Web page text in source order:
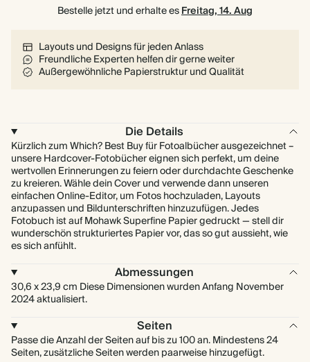
80 Seiten
Bestelle jetzt und erhalte esFreitag, 14. Aug
Layouts und Designs für jeden Anlass
Freundliche Experten helfen dir gerne weiter
Außergewöhnliche Papierstruktur und Qualität
Die Details
Kürzlich zum Which? Best Buy für Fotoalbücher ausgezeichnet –
unsere Hardcover-Fotobücher eignen sich perfekt, um deine
wertvollen Erinnerungen zu feiern oder durchdachte Geschenke
zu kreieren. Wähle dein Cover und verwende dann unseren
einfachen Online-Editor, um Fotos hochzuladen, Layouts
anzupassen und Bildunterschriften hinzuzufügen. Jedes
Fotobuch ist auf Mohawk Superfine Papier gedruckt — stell dir
wunderschön strukturiertes Papier vor, das so gut aussieht, wie
es sich anfühlt.
Abmessungen
30,6 x 23,9 cm Diese Dimensionen wurden Anfang November
2024 aktualisiert.
Seiten
Passe die Anzahl der Seiten auf bis zu 100 an. Mindestens 24
Seiten, zusätzliche Seiten werden paarweise hinzugefügt.